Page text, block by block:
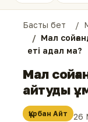
Басты бет
Мал
еті адал ма?
Мал
айтуды
Құрбан Айт 26